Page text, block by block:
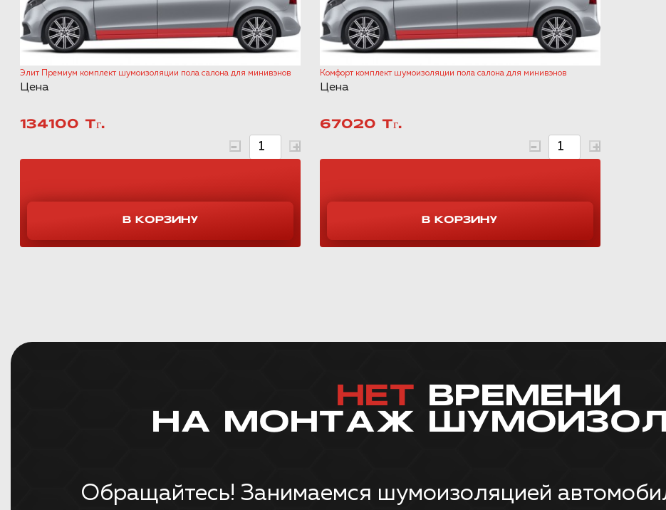
Элит Премиум комплект шумоизоляции пола салона для минивэнов
Цена
134100 Тг.
Комфорт комплект шумоизоляции пола салона для минивэнов
Цена
67020 Тг.
НЕТ ВРЕМЕНИ
НА МОНТАЖ
Обращайтесь! Занимаемся шумоизоляцией